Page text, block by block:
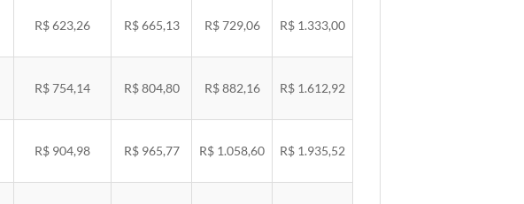
R$ 623,26 R$ 665,13 R$ 729,06 R$ 1.333,00
R$ 754,14 R$ 804,80 R$ 882,16 R$ 1.612,92
R$ 904,98 R$ 965,77 R$ 1.058,60 R$ 1.935,52